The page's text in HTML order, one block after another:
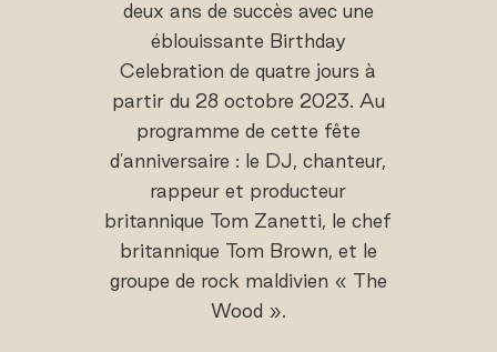
deux ans de succès avec une
éblouissante Birthday
Celebration de quatre jours à
partir du 28 octobre 2023. Au
programme de cette fête
d'anniversaire : le DJ, chanteur,
rappeur et producteur
britannique Tom Zanetti, le chef
britannique Tom Brown, et le
groupe de rock maldivien « The
Wood ».